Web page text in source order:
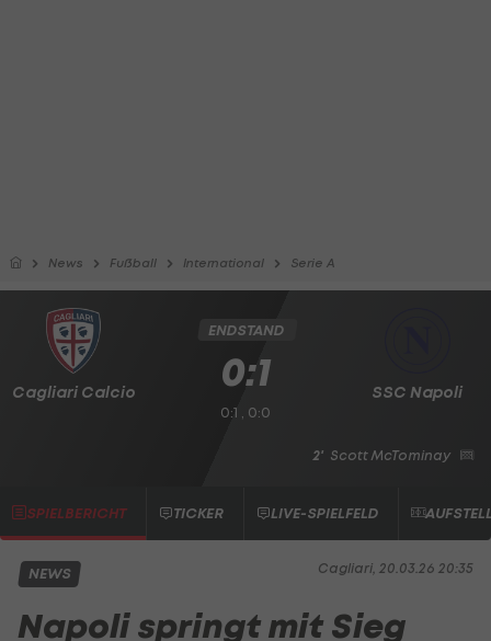
News Fußball International Serie A
Cagliari Calcio SSC Napoli
ENDSTAND
0:1
0:1 , 0:0
2' Scott McTominay
SPIELBERICHT TICKER LIVE-SPIELFELD
Cagliari, 20.03.26 20:35
NEWS
Napoli springt mit Sieg